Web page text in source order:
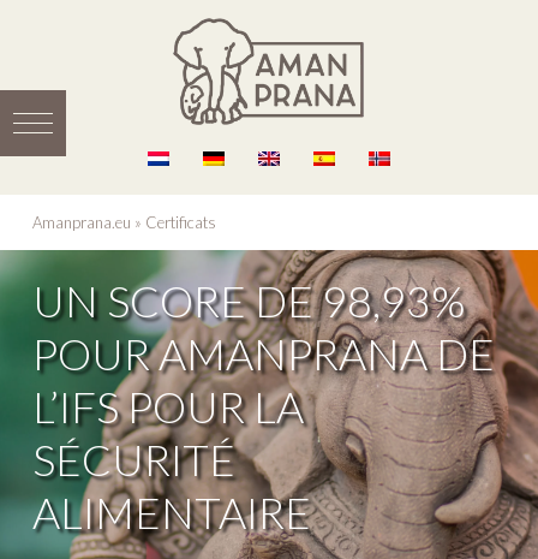
Amanprana.eu » Certificats
UN SCORE DE 98,93%
POUR AMANPRANA DE
L’IFS POUR LA
SÉCURITÉ
ALIMENTAIRE